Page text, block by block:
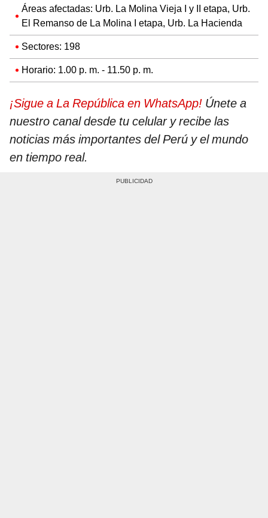
Áreas afectadas: Urb. La Molina Vieja I y II etapa, Urb.
El Remanso de La Molina I etapa, Urb. La Hacienda
Sectores: 198
Horario: 1.00 p. m. - 11.50 p. m.
¡Sigue a La República en WhatsApp! Únete a
nuestro canal desde tu celular y recibe las
noticias más importantes del Perú y el mundo
en tiempo real.